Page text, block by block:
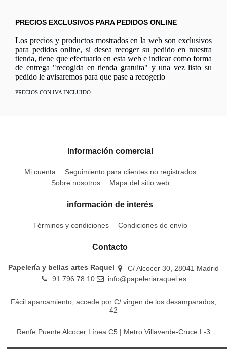
PRECIOS EXCLUSIVOS PARA PEDIDOS ONLINE
Los precios y productos mostrados en la web son exclusivos
para pedidos online, si desea recoger su pedido en nuestra
tienda, tiene que efectuarlo en esta web e indicar como forma
de entrega "recogida en tienda gratuita" y una vez listo su
pedido le avisaremos para que pase a recogerlo
PRECIOS CON IVA INCLUIDO
Información comercial
Mi cuenta
Seguimiento para clientes no registrados
Sobre nosotros
Mapa del sitio web
información de interés
Términos y condiciones Condiciones de envío
Contacto
Papelería y bellas artes Raquel
C/ Alcocer 30, 28041 Madrid
91 796 78 10
info@papeleriaraquel.es
Fácil aparcamiento, accede por C/ virgen de los desamparados,
42
Renfe Puente Alcocer Línea C5 | Metro Villaverde-Cruce L-3